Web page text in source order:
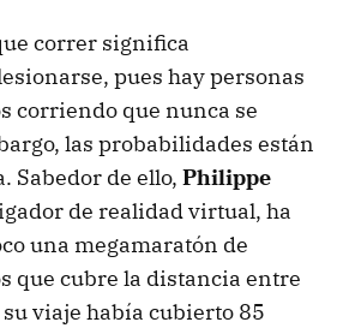
correr significa
pues hay personas
corriendo que nunca se
las probabilidades están
Sabedor de ello, Philippe
de realidad virtual, ha
una megamaratón de
que cubre la distancia entre
viaje había cubierto 85